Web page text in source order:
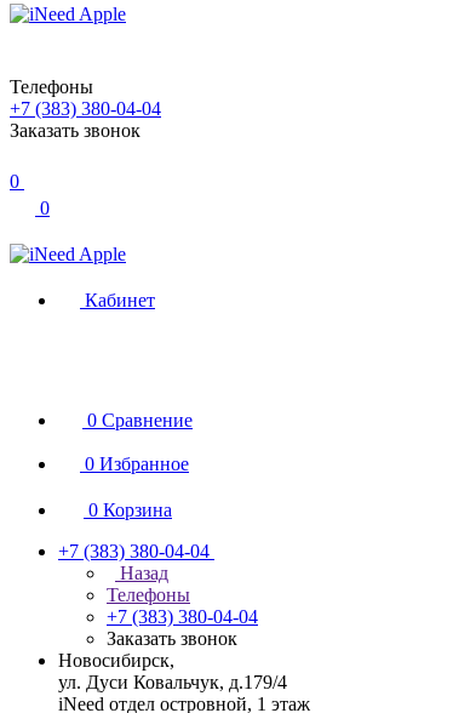
Телефоны
+7 (383) 380-04-04
Заказать звонок
0
0
Кабинет
0 Сравнение
0 Избранное
0 Корзина
+7 (383) 380-04-04
Назад
Телефоны
+7 (383) 380-04-04
Заказать звонок
Новосибирск,
ул. Дуси Ковальчук, д.179/4
iNeed отдел островной, 1 этаж